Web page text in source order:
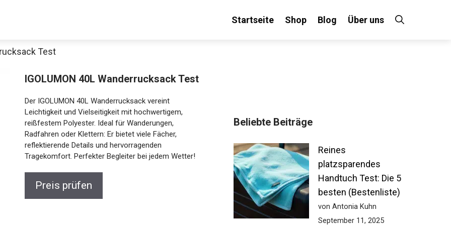
Startseite Shop Blog Über uns
Test
IGOLUMON 40L Wanderrucksack Test
Der IGOLUMON 40L Wanderrucksack vereint
Leichtigkeit und Vielseitigkeit mit hochwertigem,
reißfestem Polyester. Ideal für Wanderungen,
Radfahren oder Klettern: Er bietet viele Fächer,
reflektierende Details und hervorragenden
Tragekomfort. Perfekter Begleiter bei jedem Wetter!
Preis prüfen
Beliebte Beiträge
Reines
platzsparendes
Handtuch Test: Die 5
besten (Bestenliste)
von Antonia Kuhn
September 11, 2025